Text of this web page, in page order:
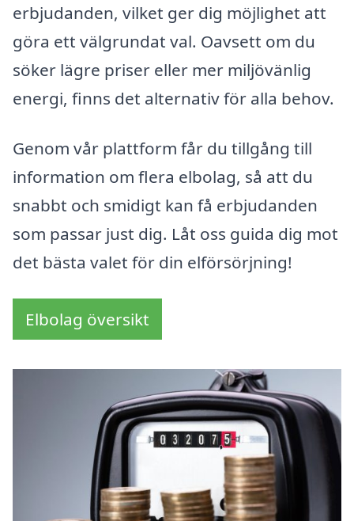
erbjudanden, vilket ger dig möjlighet att
göra ett välgrundat val. Oavsett om du
söker lägre priser eller mer miljövänlig
energi, finns det alternativ för alla behov.
Genom vår plattform får du tillgång till
information om flera elbolag, så att du
snabbt och smidigt kan få erbjudanden
som passar just dig. Låt oss guida dig mot
det bästa valet för din elförsörjning!
Elbolag översikt